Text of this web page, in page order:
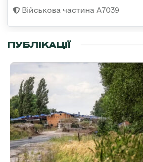
Військова частина А7039
ПУБЛІКАЦІЇ